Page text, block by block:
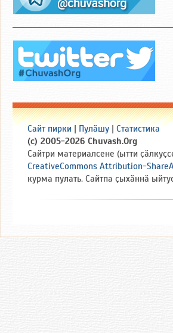
Сайт пирки Пулӑшу
Статистика
(c) 2005-2026 Chuvash.Org
Сайтри материалсене (ытти
CreativeCommons Attribution-
курма пулать. Сайтпа ҫыхӑннӑ